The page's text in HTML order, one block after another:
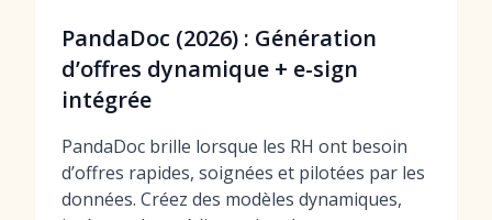
PandaDoc (2026) : Génération
d’offres dynamique + e-sign
intégrée
PandaDoc brille lorsque les RH ont besoin
d’offres rapides, soignées et pilotées par les
données. Créez des modèles dynamiques,